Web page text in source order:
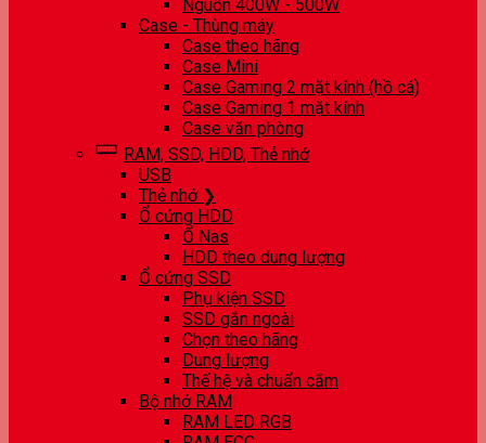
Nguồn 400W - 500W
Case - Thùng máy
Case theo hãng
Case Mini
Case Gaming 2 mặt kính (hồ cá)
Case Gaming 1 mặt kính
Case văn phòng
RAM, SSD, HDD, Thẻ nhớ
USB
Thẻ nhớ ❯
Ổ cứng HDD
Ổ Nas
HDD theo dung lượng
Ổ cứng SSD
Phụ kiện SSD
SSD gắn ngoài
Chọn theo hãng
Dung lượng
Thế hệ và chuẩn cắm
Bộ nhớ RAM
RAM LED RGB